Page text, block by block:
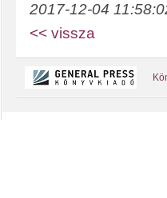
2017-12-04
<< vissza